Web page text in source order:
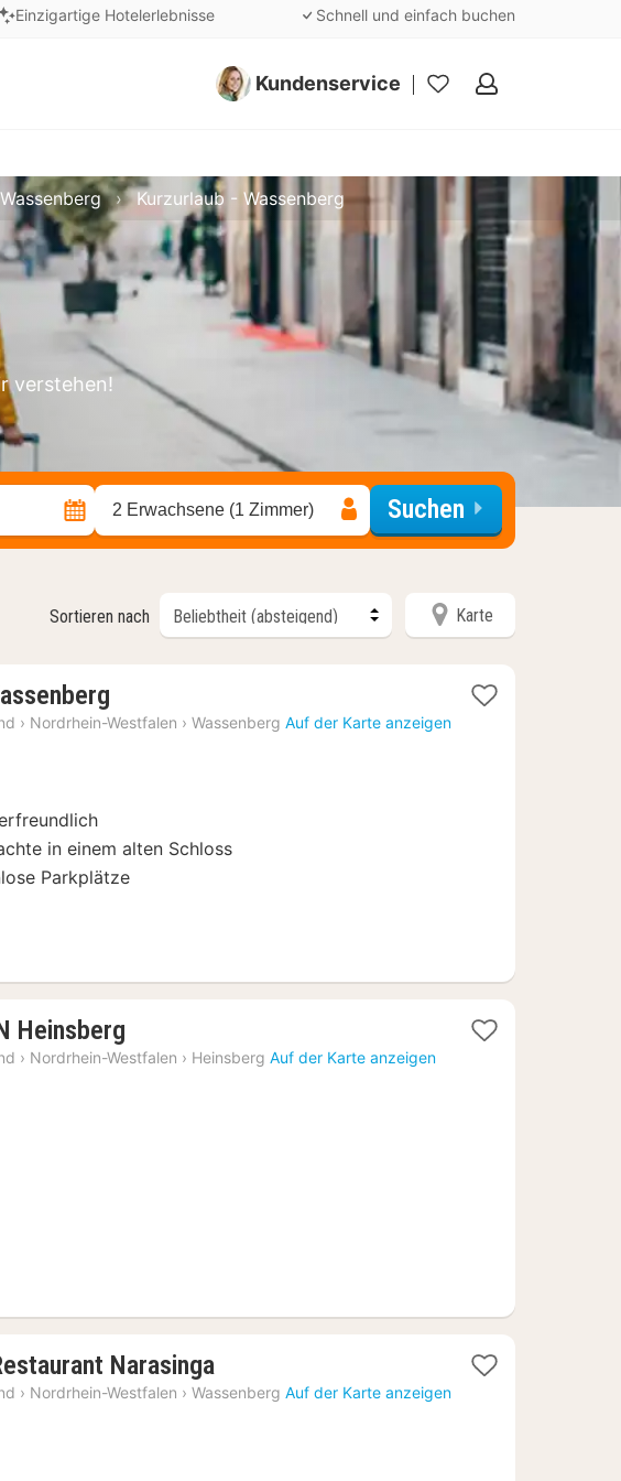
Einzigartige Hotelerlebnisse Schnell und einfach buchen
Kundenservice
Meine
verstehen!
Kurzurlaub - Wassenberg
2 Erwachsene (1 Zimmer) Suchen
Sortieren nach Karte
Nacht
› Nordrhein-Westfalen › Wassenberg Auf der Karte anzeigen
in einem alten Schloss
Parkplätze
Heinsberg
Nacht
› Nordrhein-Westfalen › Heinsberg Auf der Karte anzeigen
Narasinga
Nacht
› Nordrhein-Westfalen › Wassenberg Auf der Karte anzeigen